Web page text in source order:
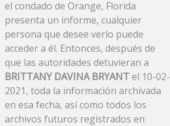
el condado de Orange, Florida
presenta un informe, cualquier
persona que desee verlo puede
acceder a él. Entonces, después de
que las autoridades detuvieran a
BRITTANY DAVINA BRYANTel 10-02-
2021, toda la información archivada
en esa fecha, así como todos los
archivos futuros registrados en